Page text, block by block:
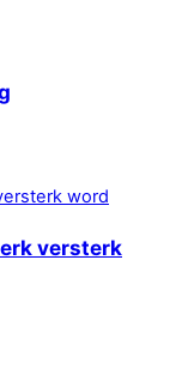
versterk